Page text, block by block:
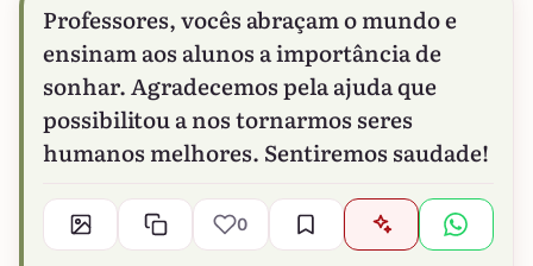
Professores, vocês abraçam o mundo e
ensinam aos alunos a importância de
sonhar. Agradecemos pela ajuda que
possibilitou a nos tornarmos seres
humanos melhores. Sentiremos saudade!
0